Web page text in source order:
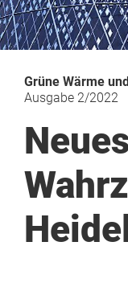
Grüne Wärme
Ausgabe 2/2022